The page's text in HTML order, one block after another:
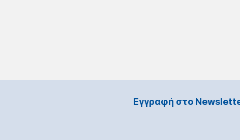
Εγγραφή στο